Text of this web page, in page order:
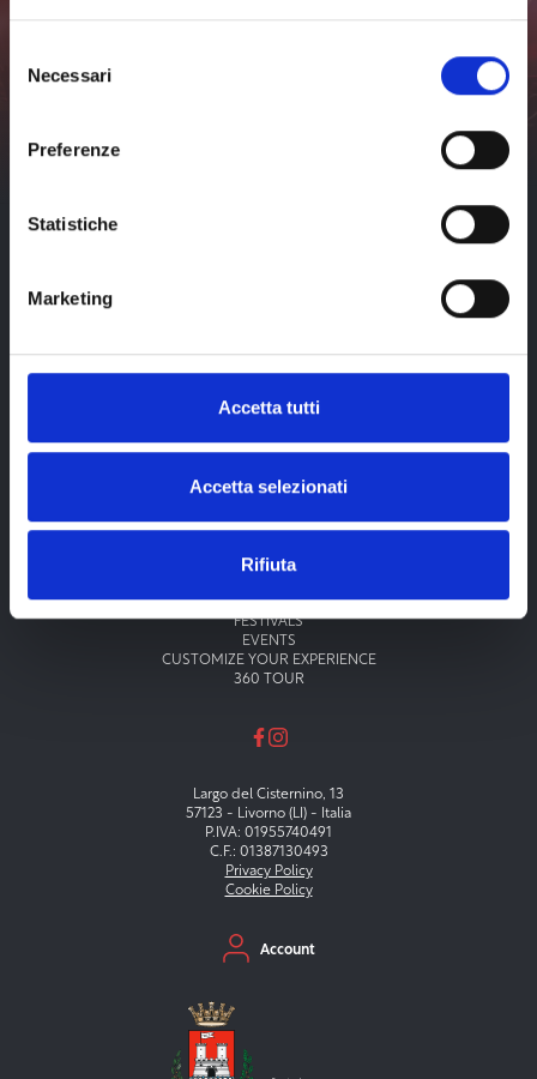
delNecessari
Preferenze
Statistiche
Marketing
Accetta tutti
Accetta selezionati
Rifiuta
dates
Subscribe
Menu principaleMUSEUMS
FESTIVALS
EVENTS
CUSTOMIZE YOUR EXPERIENCE
360 TOUR
Largo del Cisternino, 13
57123 - Livorno (LI) - Italia
P.IVA: 01955740491
C.F.: 01387130493
Privacy Policy
Cookie Policy
Menu secondario
Account